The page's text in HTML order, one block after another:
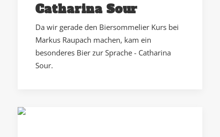
Catharina Sour
Da wir gerade den Biersommelier Kurs bei
Markus Raupach machen, kam ein
besonderes Bier zur Sprache - Catharina
Sour.